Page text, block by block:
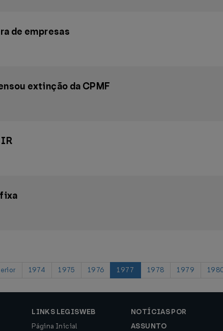
de empresas
extinção da CPMF
1974 1975 1976 1977 1978 1979
LINKS LEGISWEB
Página Inicial
NOTÍCIAS POR
ASSUNTO